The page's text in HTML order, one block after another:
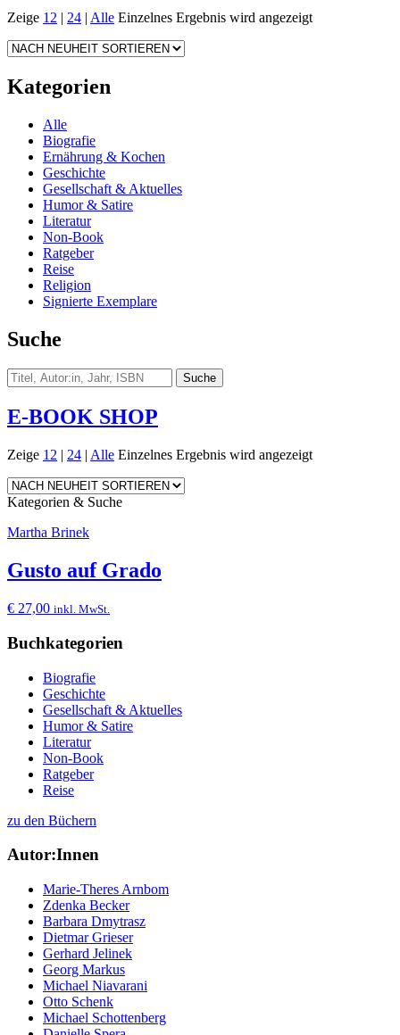
Zeige 12 | 24 | Alle Einzelnes Ergebnis wird angezeigt
Kategorien
Alle
Biografie
Ernährung & Kochen
Geschichte
Gesellschaft & Aktuelles
Humor & Satire
Literatur
Non-Book
Ratgeber
Reise
Religion
Signierte Exemplare
Suche
E-BOOK SHOP
Zeige 12 | 24 | Alle Einzelnes Ergebnis wird angezeigt
Kategorien & Suche
Martha Brinek
Gusto auf Grado
€ 27,00 inkl. MwSt.
Buchkategorien
Biografie
Geschichte
Gesellschaft & Aktuelles
Humor & Satire
Literatur
Non-Book
Ratgeber
Reise
zu den Büchern
Autor:Innen
Marie-Theres Arnbom
Zdenka Becker
Barbara Dmytrasz
Dietmar Grieser
Gerhard Jelinek
Georg Markus
Michael Niavarani
Otto Schenk
Michael Schottenberg